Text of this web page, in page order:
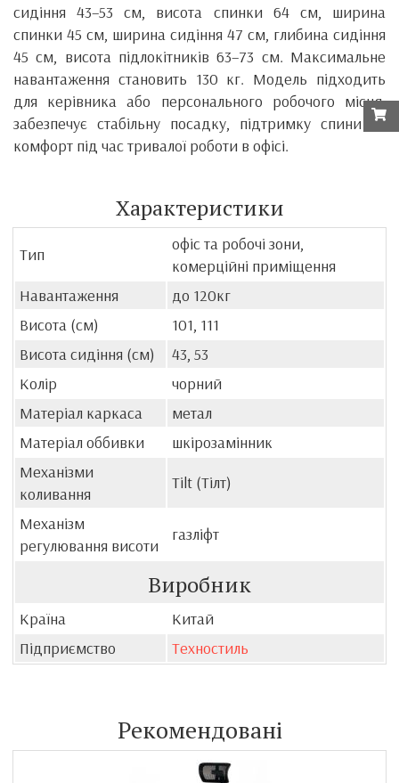
сидіння 43–53 см, висота спинки 64 см, ширина
спинки 45 см, ширина сидіння 47 см, глибина сидіння
45 см, висота підлокітників 63–73 см. Максимальне
навантаження становить 130 кг. Модель підходить
для керівника або персонального робочого місця,
забезпечує стабільну посадку, підтримку спини та
комфорт під час тривалої роботи в офісі.
Характеристики
Тип
офіс та робочі зони,
комерційні приміщення
Навантаження
до 120кг
Висота (см)
101, 111
Висота сидіння (см)
43, 53
Колір
чорний
Матеріал каркаса
метал
Матеріал оббивки
шкірозамінник
Механізми
коливання
Tilt (Тілт)
Механізм
регулювання висоти
газліфт
Виробник
Країна
Китай
Підприємство
Техностиль
Рекомендовані